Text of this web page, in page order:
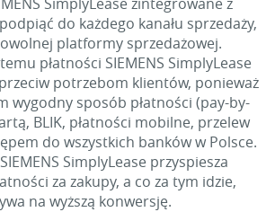
do każdego kanału sprzedaży,
platformy sprzedażowej.
płatności SIEMENS SimplyLease
potrzebom klientów, ponieważ
wygodny sposób płatności (pay-by-
BLIK, płatności mobilne, przelew
do wszystkich banków w Polsce.
SimplyLease przyspiesza
za zakupy, a co za tym idzie,
na wyższą konwersję.